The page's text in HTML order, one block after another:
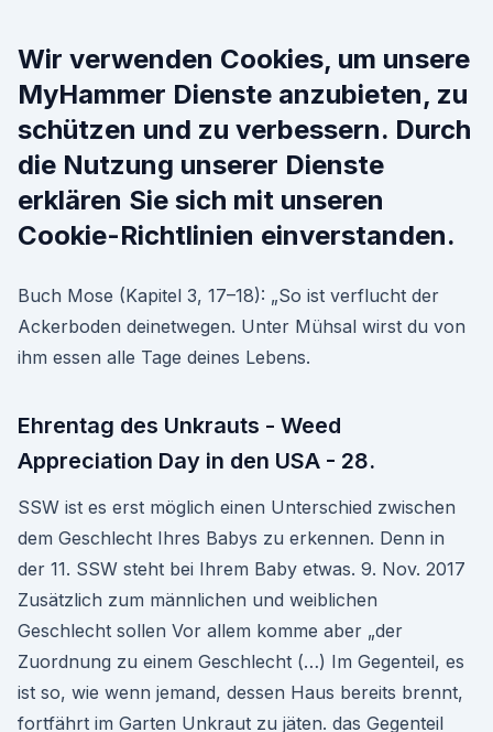
Wir verwenden Cookies, um unsere
MyHammer Dienste anzubieten, zu
schützen und zu verbessern. Durch
die Nutzung unserer Dienste
erklären Sie sich mit unseren
Cookie-Richtlinien einverstanden.
Buch Mose (Kapitel 3, 17–18): „So ist verflucht der
Ackerboden deinetwegen. Unter Mühsal wirst du von
ihm essen alle Tage deines Lebens.
Ehrentag des Unkrauts - Weed
Appreciation Day in den USA - 28.
SSW ist es erst möglich einen Unterschied zwischen
dem Geschlecht Ihres Babys zu erkennen. Denn in
der 11. SSW steht bei Ihrem Baby etwas. 9. Nov. 2017
Zusätzlich zum männlichen und weiblichen
Geschlecht sollen Vor allem komme aber „der
Zuordnung zu einem Geschlecht (…) Im Gegenteil, es
ist so, wie wenn jemand, dessen Haus bereits brennt,
fortfährt im Garten Unkraut zu jäten. das Gegenteil